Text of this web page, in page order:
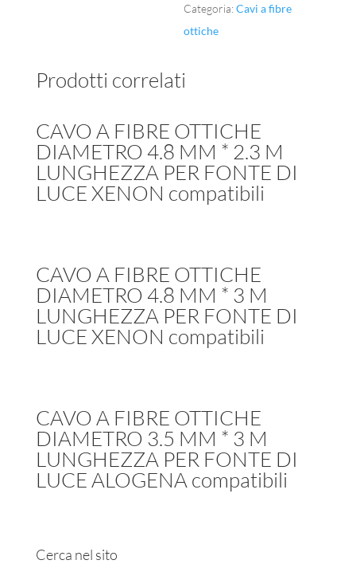
*
2.3
LUNGHEZZA
FONTE
DI
LUCE
ALOGENA
Categoria:Cavi a fibre
ottiche
Prodotti correlati
CAVO A FIBRE OTTICHE
DIAMETRO 4.8 MM * 2.3 M
LUNGHEZZA PER FONTE DI
LUCE XENON compatibili
CAVO A FIBRE OTTICHE
DIAMETRO 4.8 MM * 3 M
LUNGHEZZA PER FONTE DI
LUCE XENON compatibili
CAVO A FIBRE OTTICHE
DIAMETRO 3.5 MM * 3 M
LUNGHEZZA PER FONTE DI
LUCE ALOGENA compatibili
Cerca nel sito